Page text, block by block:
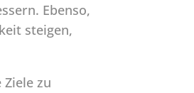
Ebenso,
steigen,
zu